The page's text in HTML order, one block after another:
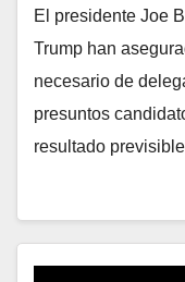
El presidente Joe
Trump han
necesario de
presuntos
resultado